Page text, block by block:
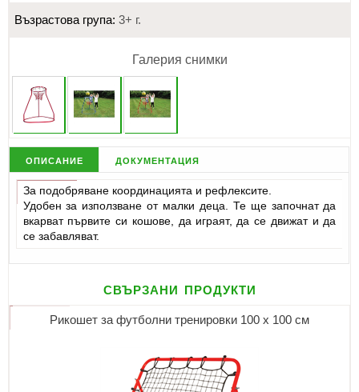
Възрастова група: 3+ г.
Галерия снимки
описание документация
За подобряване координацията и рефлексите.
Удобен за използване от малки деца. Те ще започнат да
вкарват първите си кошове, да играят, да се движат и да
се забавляват.
свързани продукти
Рикошет за футболни тренировки 100 х 100 см